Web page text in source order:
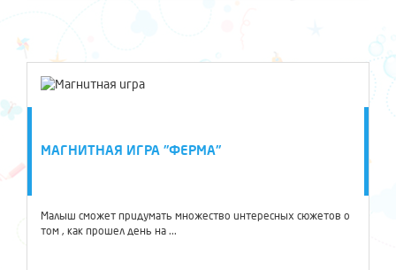
МАГНИТНАЯ ИГРА "ФЕРМА"
Малыш сможет придумать множество интересных сюжетов о
том , как прошел день на ...